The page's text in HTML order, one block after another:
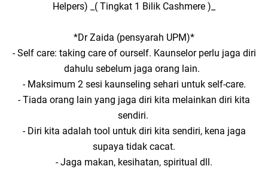
Helpers) _( Tingkat 1 Bilik Cashmere )_
*Dr Zaida (pensyarah UPM)*
- Self care: taking care of ourself. Kaunselor perlu jaga diri
dahulu sebelum jaga orang lain.
- Maksimum 2 sesi kaunseling sehari untuk self-care.
- Tiada orang lain yang jaga diri kita melainkan diri kita
sendiri.
- Diri kita adalah tool untuk diri kita sendiri, kena jaga
supaya tidak cacat.
- Jaga makan, kesihatan, spiritual dll.